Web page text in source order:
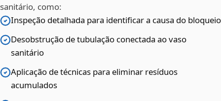
sanitário, como:
Inspeção detalhada para identificar a causa do bloqueio
Desobstrução de tubulação conectada ao vaso
sanitário
Aplicação de técnicas para eliminar resíduos
acumulados